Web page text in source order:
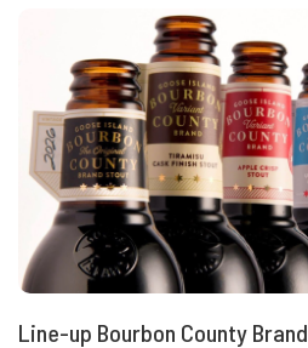
Line-up Bourbon County